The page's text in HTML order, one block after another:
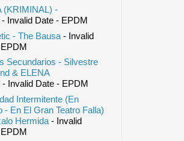
(KRIMINAL) -
- Invalid Date- EPDM
- The Bausa- Invalid
Secundarios - Silvestre
& ELENA
- Invalid Date- EPDM
Intermitente (En
- En El Gran Teatro Falla)
Hermida- Invalid